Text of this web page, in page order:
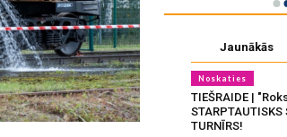
Jaunākās
Noskaties
TIEŠRAIDE |
STARPTAUTISKS
TURNĪRS!